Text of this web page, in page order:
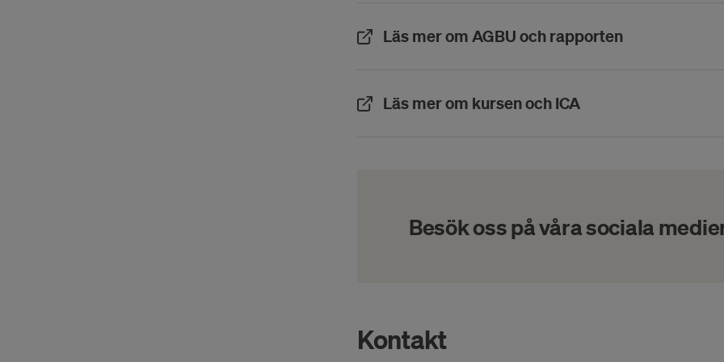
Läs mer om AGBU och rapporten(Öppnas i ett
Läs mer om kursen och ICA(Öppnas i ett nytt
Besök oss på våra sociala
Kontakt